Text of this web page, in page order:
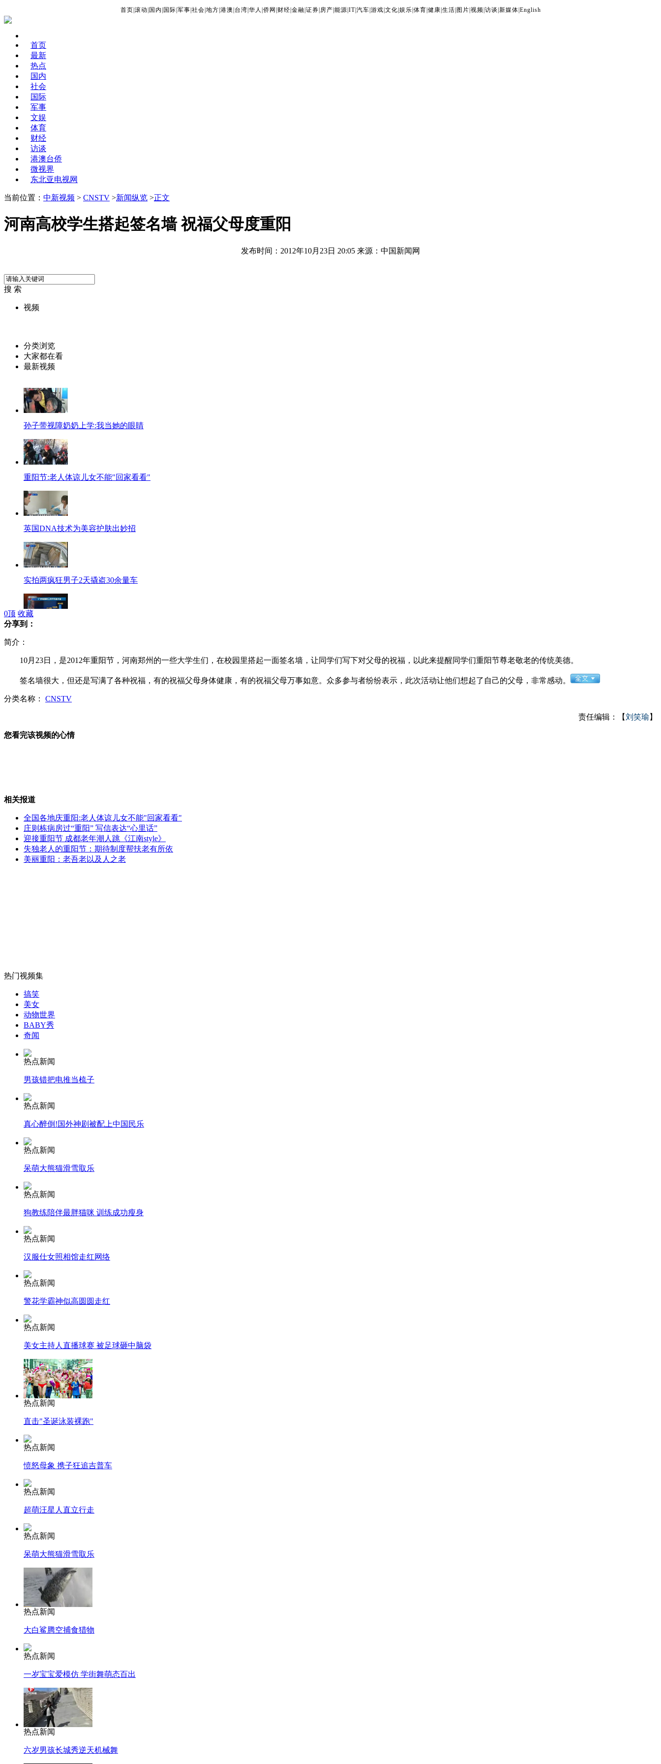
首页 滚动 国内 国际 军事 社会 地方 港澳 台湾 华人 侨网 财经 金融 证券 房产 能源 IT| 汽车 游戏 文化 娱乐 体育 健康 生活 图片 视频 访谈 新媒体 English
首页
最新
热点
国内
社会
国际
军事
文娱
体育
财经
访谈
港澳台侨
微视界
东北亚电视网
当前位置： 中新视频 > CNSTV >新闻纵览 >正文
河南高校学生搭起签名墙 祝福父母度重阳
发布时间：2012年10月23日 20:05 来源：中国新闻网
搜 索
视频
分类浏览
大家都在看
最新视频
孙子带视障奶奶上学:我当她的眼睛
重阳节:老人体谅儿女不能"回家看看"
英国DNA技术为美容护肤出妙招
实拍两疯狂男子2天撬盗30余量车
男子拖欠房租 出差时公司被搬空
轿车行进中突然起火 车主惊险逃生
美国"高跟鞋"赛跑吁关注乳腺癌
女孩北京地铁殴打老人 痛下狠手拳打脚踢
无痛分娩是否安全 医生回应
外交部：反对强权政治霸凌主义
外交部：有关国家言论片面不公正
安徽一实载49人客车翻车
走！跟着总书记去植树
消防员救轻生者 花炮节热闹非凡 减压"枕头大战"
纽约上演“枕头大战”
司机酒驾遇交警 急速倒车逃窜
0顶 收藏
分享到：
简介：
10月23日，是2012年重阳节，河南郑州的一些大学生们，在校园里搭起一面签名墙，让同学们写下对父母的祝福，以此来提醒同学们重阳节尊老敬老的传统美德。
签名墙很大，但还是写满了各种祝福，有的祝福父母身体健康，有的祝福父母万事如意。众多参与者纷纷表示，此次活动让他们想起了自己的父母，非常感动。
分类名称： CNSTV
责任编辑：【刘笑瑜 】
您看完该视频的心情
相关报道
全国各地庆重阳:老人体谅儿女不能"回家看看"
庄则栋病房过“重阳” 写信表达“心里话”
迎接重阳节 成都老年潮人跳《江南style》
失独老人的重阳节：期待制度帮扶老有所依
美丽重阳：老吾老以及人之老
热门视频集
搞笑
美女
动物世界
BABY秀
奇闻
热点新闻
男孩错把电推当梳子
热点新闻
真心醉倒!国外神剧被配上中国民乐
热点新闻
呆萌大熊猫滑雪取乐
热点新闻
狗教练陪伴最胖猫咪 训练成功瘦身
热点新闻
汉服仕女照相馆走红网络
热点新闻
警花学霸神似高圆圆走红
热点新闻
美女主持人直播球赛 被足球砸中脑袋
热点新闻
直击"圣诞泳装裸跑"
热点新闻
愤怒母象 携子狂追吉普车
热点新闻
超萌汪星人直立行走
热点新闻
呆萌大熊猫滑雪取乐
热点新闻
大白鲨腾空捕食猎物
热点新闻
一岁宝宝爱模仿 学街舞萌态百出
热点新闻
六岁男孩长城秀逆天机械舞